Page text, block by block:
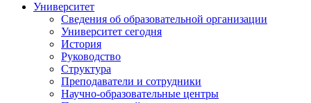
Университет
Сведения об образовательной организации
Университет сегодня
История
Руководство
Структура
Преподаватели и сотрудники
Научно-образовательные центры